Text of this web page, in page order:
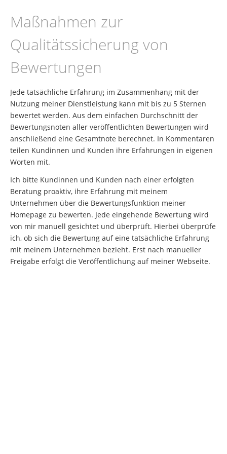
Maßnahmen zur
Qualitätssicherung von
Bewertungen
Jede tatsächliche Erfahrung im Zusammenhang mit der
Nutzung meiner Dienstleistung kann mit bis zu 5 Sternen
bewertet werden. Aus dem einfachen Durchschnitt der
Bewertungsnoten aller veröffentlichten Bewertungen wird
anschließend eine Gesamtnote berechnet. In Kommentaren
teilen Kundinnen und Kunden ihre Erfahrungen in eigenen
Worten mit.
Ich bitte Kundinnen und Kunden nach einer erfolgten
Beratung proaktiv, ihre Erfahrung mit meinem
Unternehmen über die Bewertungsfunktion meiner
Homepage zu bewerten. Jede eingehende Bewertung wird
von mir manuell gesichtet und überprüft. Hierbei überprüfe
ich, ob sich die Bewertung auf eine tatsächliche Erfahrung
mit meinem Unternehmen bezieht. Erst nach manueller
Freigabe erfolgt die Veröffentlichung auf meiner Webseite.